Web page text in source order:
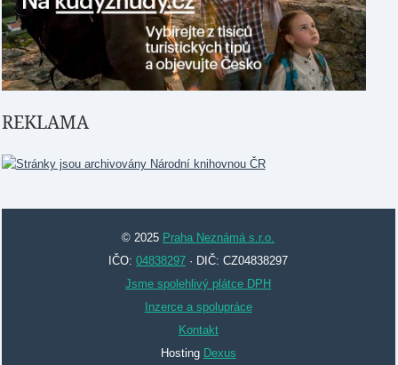
REKLAMA
© 2025 Praha Neznámá s.r.o.
IČO:04838297 · DIČ: CZ04838297
Jsme spolehlivý plátce DPH
Inzerce a spolupráce
Kontakt
Hosting Dexus